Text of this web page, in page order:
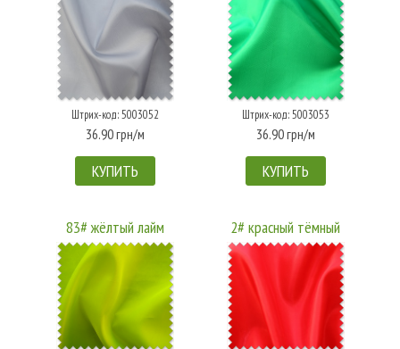
Штрих-код: 5003052
36.90 грн/м
КУПИТЬ
Штрих-код: 5003053
36.90 грн/м
КУПИТЬ
83# жёлтый лайм 2# красный тёмный